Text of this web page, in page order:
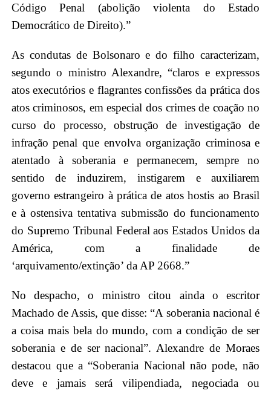
Código Penal (abolição violenta do Estado
Democrático de Direito).”
As condutas de Bolsonaro e do filho caracterizam,
segundo o ministro Alexandre, “claros e expressos
atos executórios e flagrantes confissões da prática dos
atos criminosos, em especial dos crimes de coação no
curso do processo, obstrução de investigação de
infração penal que envolva organização criminosa e
atentado à soberania e permanecem, sempre no
sentido de induzirem, instigarem e auxiliarem
governo estrangeiro à prática de atos hostis ao Brasil
e à ostensiva tentativa submissão do funcionamento
do Supremo Tribunal Federal aos Estados Unidos da
América, com a finalidade de
‘arquivamento/extinção’ da AP 2668.”
No despacho, o ministro citou ainda o escritor
Machado de Assis, que disse: “A soberania nacional é
a coisa mais bela do mundo, com a condição de ser
soberania e de ser nacional”. Alexandre de Moraes
destacou que a “Soberania Nacional não pode, não
deve e jamais será vilipendiada, negociada ou